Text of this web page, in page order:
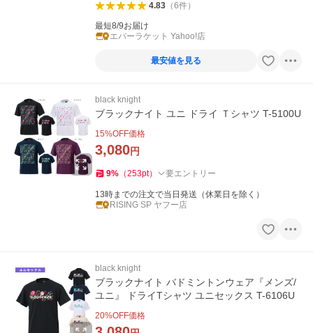
4.83（6件）
最短8/9お届け
エバーラケット Yahoo!店
最安値を見る
black knight
ブラックナイト ユニ ドライ Ｔシャツ T-5100U
15%OFF価格
3,080円
9% （253pt） 要エントリー
13時までの注文で当日発送（休業日を除く）
RISING SP ヤフー店
black knight
ブラックナイト バドミントンウェア『メンズ/
ユニ』 ドライTシャツ ユニセックス T-6106U
20%OFF価格